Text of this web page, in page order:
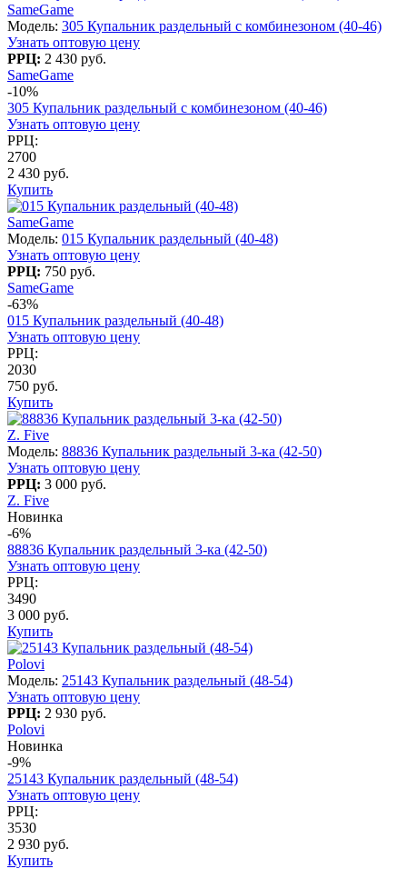
SameGame
Модель: 305 Купальник раздельный с комбинезоном (40-46)
Узнать оптовую цену
РРЦ: 2 430 руб.
SameGame
-10%
305 Купальник раздельный с комбинезоном (40-46)
Узнать оптовую цену
РРЦ:
2700
2 430 руб.
Купить
SameGame
Модель: 015 Купальник раздельный (40-48)
Узнать оптовую цену
РРЦ: 750 руб.
SameGame
-63%
015 Купальник раздельный (40-48)
Узнать оптовую цену
РРЦ:
2030
750 руб.
Купить
Z. Five
Модель: 88836 Купальник раздельный 3-ка (42-50)
Узнать оптовую цену
РРЦ: 3 000 руб.
Z. Five
Новинка
-6%
88836 Купальник раздельный 3-ка (42-50)
Узнать оптовую цену
РРЦ:
3490
3 000 руб.
Купить
Polovi
Модель: 25143 Купальник раздельный (48-54)
Узнать оптовую цену
РРЦ: 2 930 руб.
Polovi
Новинка
-9%
25143 Купальник раздельный (48-54)
Узнать оптовую цену
РРЦ:
3530
2 930 руб.
Купить